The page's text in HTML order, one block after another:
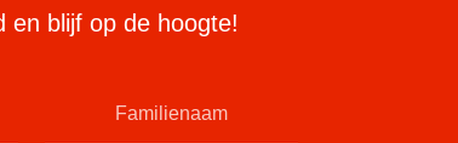
en blijf op de hoogte!